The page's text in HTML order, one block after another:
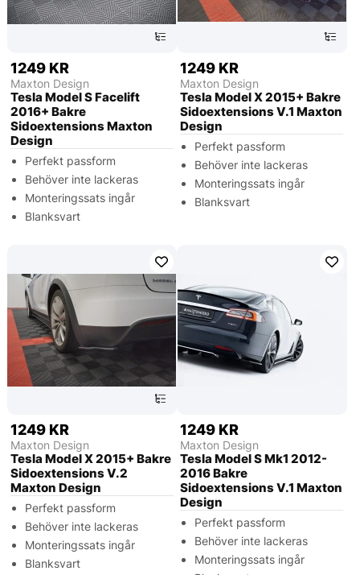
1249 KR
Maxton Design
Tesla Model S Facelift
2016+ Bakre
Sidoextensions Maxton
Design
Perfekt passform
Behöver inte lackeras
Monteringssats ingår
Blanksvart
1249 KR
Maxton Design
Tesla Model X 2015+ Bakre
Sidoextensions V.1 Maxton
Design
Perfekt passform
Behöver inte lackeras
Monteringssats ingår
Blanksvart
1249 KR
Maxton Design
Tesla Model X 2015+ Bakre
Sidoextensions V.2
Maxton Design
Perfekt passform
Behöver inte lackeras
Monteringssats ingår
Blanksvart
1249 KR
Maxton Design
Tesla Model S Mk1 2012-
2016 Bakre
Sidoextensions V.1 Maxton
Design
Perfekt passform
Behöver inte lackeras
Monteringssats ingår